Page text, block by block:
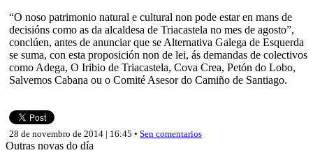
“O noso patrimonio natural e cultural non pode estar en mans de
decisións como as da alcaldesa de Triacastela no mes de agosto”,
conclúen, antes de anunciar que se Alternativa Galega de Esquerda
se suma, con esta proposición non de lei, ás demandas de colectivos
como Adega, O Iribio de Triacastela, Cova Crea, Petón do Lobo,
Salvemos Cabana ou o Comité Asesor do Camiño de Santiago.
28 de novembro de 2014 | 16:45 • Sen comentarios
Outras novas do día